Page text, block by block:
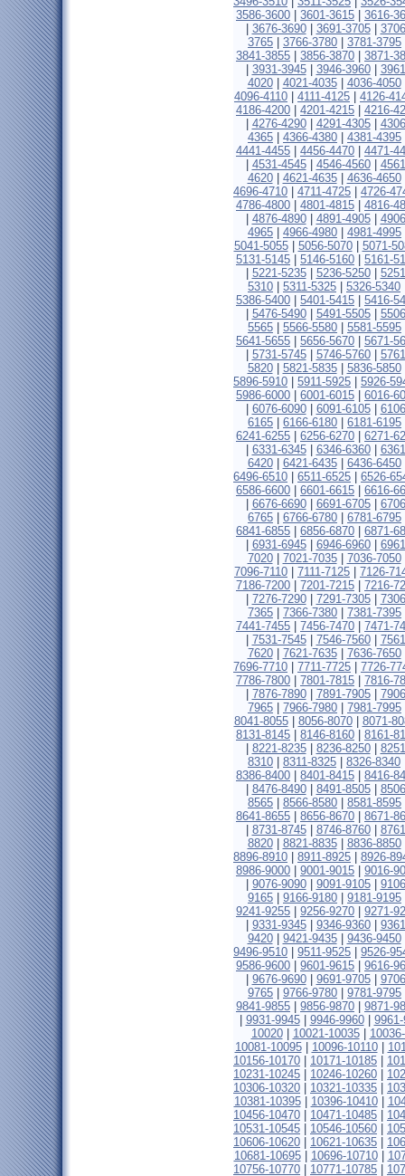
3586-3600
3601-3615
3616-
3676-3690| 3691-3705|
3765
3766-3780 3781-3795
3841-3855
3856-3870
3871-
3931-3945| 3946-3960|
4020| 4021-4035| 4036-4050
4096-4110
4111-4125
4126-
4186-4200
4201-4215
4216-
4276-4290| 4291-4305|
4365
4366-4380 4381-4395
4441-4455
4456-4470
4471-
4531-4545| 4546-4560|
4620| 4621-4635| 4636-4650
4696-4710
4711-4725
4726-
4786-4800
4801-4815
4816-
4876-4890| 4891-4905|
4965
4966-4980 4981-4995
5041-5055| 5056-5070| 5071-
5131-5145
5146-5160
5161-
5221-5235| 5236-5250|
5310
5311-5325 5326-5340
5386-5400
5401-5415
5416-
5476-5490| 5491-5505|
5565
5566-5580 5581-5595
5641-5655
5656-5670
5671-
5731-5745| 5746-5760|
5820| 5821-5835| 5836-5850
5896-5910
5911-5925
5926-
5986-6000
6001-6015
6016-
6076-6090| 6091-6105|
6165
6166-6180 6181-6195
6241-6255
6256-6270
6271-
6331-6345| 6346-6360|
6420| 6421-6435| 6436-6450
6496-6510
6511-6525
6526-
6586-6600
6601-6615
6616-
6676-6690| 6691-6705|
6765
6766-6780 6781-6795
6841-6855
6856-6870
6871-
6931-6945| 6946-6960|
7020| 7021-7035| 7036-7050
7096-7110
7111-7125
7126-
7186-7200
7201-7215
7216-
7276-7290| 7291-7305|
7365
7366-7380 7381-7395
7441-7455
7456-7470
7471-
7531-7545| 7546-7560|
7620| 7621-7635| 7636-7650
7696-7710
7711-7725
7726-
7786-7800
7801-7815
7816-
7876-7890| 7891-7905|
7965
7966-7980 7981-7995
8041-8055| 8056-8070| 8071-
8131-8145
8146-8160
8161-
8221-8235| 8236-8250|
8310
8311-8325 8326-8340
8386-8400
8401-8415
8416-
8476-8490| 8491-8505|
8565
8566-8580 8581-8595
8641-8655
8656-8670
8671-
8731-8745| 8746-8760|
8820| 8821-8835| 8836-8850
8896-8910
8911-8925
8926-
8986-9000
9001-9015
9016-
9076-9090| 9091-9105|
9165
9166-9180 9181-9195
9241-9255
9256-9270
9271-
9331-9345| 9346-9360|
9420| 9421-9435| 9436-9450
9496-9510
9511-9525
9526-
9586-9600
9601-9615
9616-
9676-9690| 9691-9705|
9765
9766-9780 9781-9795
9841-9855
9856-9870
9871-
9931-9945| 9946-9960|
10020| 10021-10035|
10081-10095| 10096-10110|
10156-10170
10171-10185
10231-10245
10246-10260
10306-10320
10321-10335
10381-10395| 10396-10410|
10456-10470
10471-10485
10531-10545
10546-10560
10606-10620
10621-10635
10681-10695| 10696-10710|
10756-10770
10771-10785